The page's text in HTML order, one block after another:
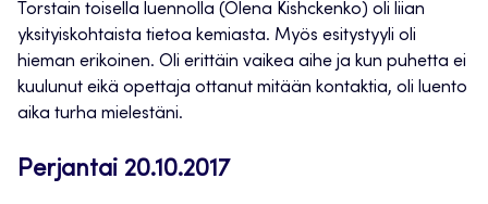
Torstain toisella luennolla (Olena Kishckenko) oli liian
yksityiskohtaista tietoa kemiasta. Myös esitystyyli oli
hieman erikoinen. Oli erittäin vaikea aihe ja kun puhetta ei
kuulunut eikä opettaja ottanut mitään kontaktia, oli luento
aika turha mielestäni.
Perjantai 20.10.2017